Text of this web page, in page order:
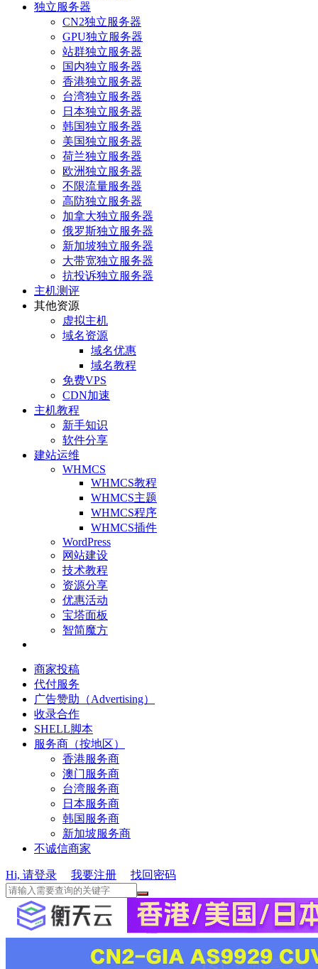
独立服务器
CN2独立服务器
GPU独立服务器
站群独立服务器
国内独立服务器
香港独立服务器
台湾独立服务器
日本独立服务器
韩国独立服务器
美国独立服务器
荷兰独立服务器
欧洲独立服务器
不限流量服务器
高防独立服务器
加拿大独立服务器
俄罗斯独立服务器
新加坡独立服务器
大带宽独立服务器
抗投诉独立服务器
主机测评
其他资源
虚拟主机
域名资源
域名优惠
域名教程
免费VPS
CDN加速
主机教程
新手知识
软件分享
建站运维
WHMCS
WHMCS教程
WHMCS主题
WHMCS程序
WHMCS插件
WordPress
网站建设
技术教程
资源分享
优惠活动
宝塔面板
智简魔方
商家投稿
代付服务
广告赞助（Advertising）
收录合作
SHELL脚本
服务商（按地区）
香港服务商
澳门服务商
台湾服务商
日本服务商
韩国服务商
新加坡服务商
不诚信商家
Hi, 请登录 我要注册 找回密码